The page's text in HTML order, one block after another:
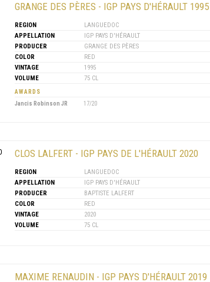
GRANGE DES PÈRES - IGP PAYS D'HÉRAULT 1995
REGION
LANGUEDOC
APPELLATION
IGP PAYS D'HÉRAULT
PRODUCER
GRANGE DES PÈRES
COLOR
RED
VINTAGE
1995
VOLUME
75 CL
AWARDS
Jancis Robinson JR
17/20
CLOS LALFERT - IGP PAYS DE L'HÉRAULT 2020
REGION
LANGUEDOC
APPELLATION
IGP PAYS D'HÉRAULT
PRODUCER
BAPTISTE LALFERT
COLOR
RED
VINTAGE
2020
VOLUME
75 CL
MAXIME RENAUDIN - IGP PAYS D'HÉRAULT 2019